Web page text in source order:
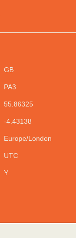
GB
PA3
55.86325
-4.43138
Europe/London
UTC
Y